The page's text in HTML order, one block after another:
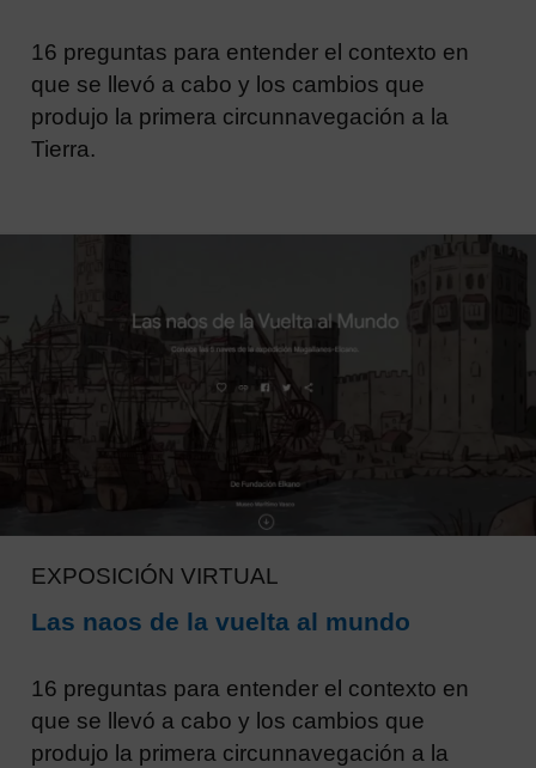
16 preguntas para entender el contexto en
que se llevó a cabo y los cambios que
produjo la primera circunnavegación a la
Tierra.
EXPOSICIÓN VIRTUAL
Las naos de la vuelta al mundo
16 preguntas para entender el contexto en
que se llevó a cabo y los cambios que
produjo la primera circunnavegación a la